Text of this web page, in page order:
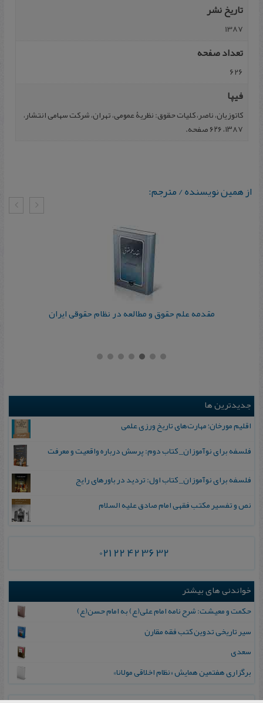
تاریخ نشر
1387
تعداد صفحه
626
فیپا
کاتوزیان، ناصر، کلیات حقوق: نظریۀ عمومی، تهران، شرکت سهامی انتشار،
۱۳۸۷، ۶۲۶ صفحه.
از همین نویسنده / مترجم:
مقدمه علم حقوق و مطالعه در نظام حقوقی ایران
جدیدترین ها
اقلیم مورخان؛ مهارت‌های تاریخ ورزی علمی
فلسفه برای نوآموزان_ کتاب دوم: پرسش درباره واقعیت و معرفت
فلسفه برای نوآموزان_ کتاب اول: تردید در باورهای رایج
نص و تفسیر مکتب فقهی امام صادق علیه السلام
021 22 42 36 32
خواندنی های بیشتر
حکمت و معیشت: شرح نامه امام علی(ع) به امام حسن(ع)
سیر تاریخی تدوین کتب فقه مقارن
سعدی
برگزاری هفتمین همایش «نظام اخلاقی مولانا»